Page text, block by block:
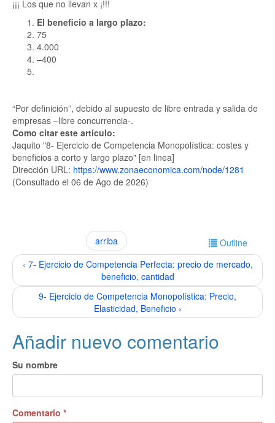
¡¡¡ Los que no llevan x ¡!!!
El beneficio a largo plazo:
75
4.000
–400
“Por definición”, debido al supuesto de libre entrada y salida de
empresas –libre concurrencia-.
Como citar este artículo:
Jaquito "8- Ejercicio de Competencia Monopolística: costes y
beneficios a corto y largo plazo" [en linea]
Dirección URL: https://www.zonaeconomica.com/node/1281
(Consultado el 06 de Ago de 2026)
Outline
‹ 7- Ejercicio de Competencia Perfecta: precio de mercado,
beneficio, cantidad
arriba
9- Ejercicio de Competencia Monopolística: Precio,
Elasticidad, Beneficio ›
Añadir nuevo comentario
Su nombre
Comentario *